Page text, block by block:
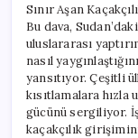
Sınır Aşan
Bu dava,
uluslararası
nasıl
yansıtıyor. Çeşitli
kısıtlamalara hızla
gücünü sergiliyor.
kaçakçılık